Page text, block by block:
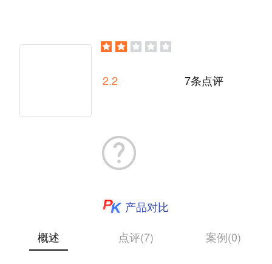
2.2 7条点评
产品对比
概述
点评(7) 案例(0)